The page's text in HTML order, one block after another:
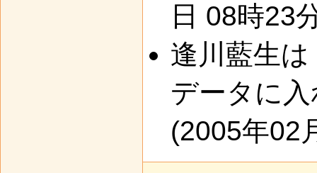
日 08時23
逢川藍生
データに
(2005年02